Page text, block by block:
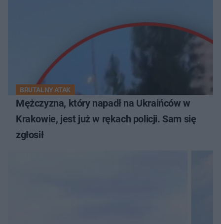
BRUTALNY ATAK
Mężczyzna, który napadł na Ukraińców w
Krakowie, jest już w rękach policji. Sam się
zgłosił